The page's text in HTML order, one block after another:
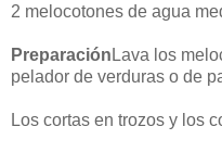
2 melocotones de agua
Preparación Lava los
pelador de verduras o de
Los cortas en trozos y los